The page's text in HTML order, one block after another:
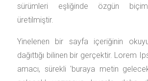
sürümleri eşliğinde özgün
üretilmiştir.
Yinelenen bir sayfa içeriğinin
dağıttığı bilinen bir gerçektir. Lorem
amacı, sürekli 'buraya metin